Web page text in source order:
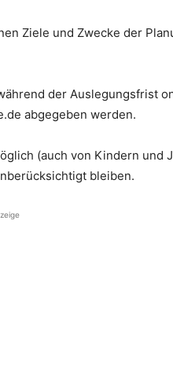
Ziele und Zwecke der
der Auslegungsfrist
abgegeben werden.
(auch von Kindern und
bleiben.